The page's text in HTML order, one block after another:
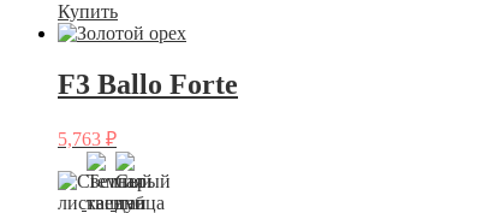
Купить
F3 Ballo Forte
5,763 ₽